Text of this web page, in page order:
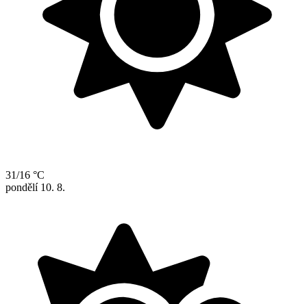
31/16 °C
pondělí 10. 8.